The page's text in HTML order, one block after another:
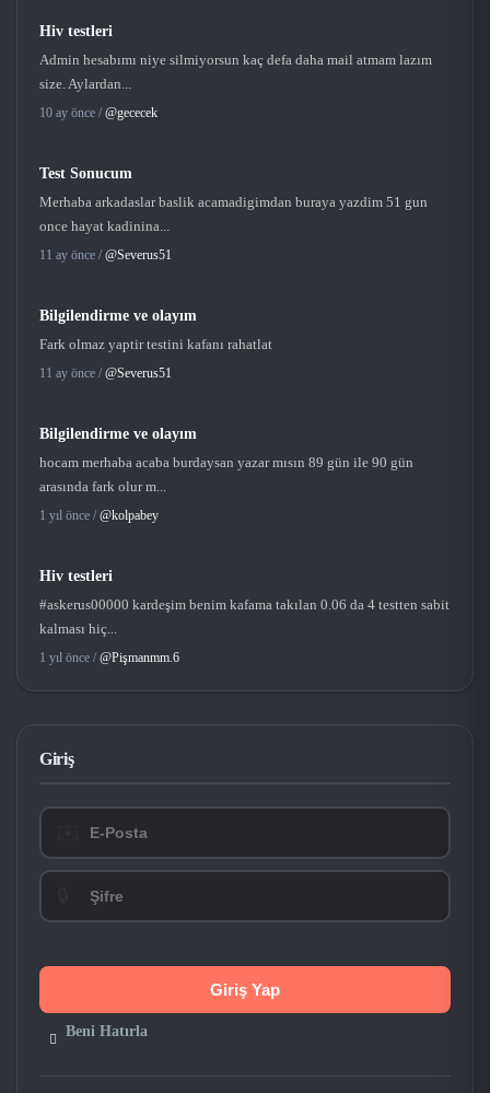
Hiv testleri
Admin hesabımı niye silmiyorsun kaç defa daha mail atmam lazım
size. Aylardan...
10 ay önce / @gececek
Test Sonucum
Merhaba arkadaslar baslik acamadigimdan buraya yazdim 51 gun
once hayat kadinina...
11 ay önce / @Severus51
Bilgilendirme ve olayım
Fark olmaz yaptir testini kafanı rahatlat
11 ay önce / @Severus51
Bilgilendirme ve olayım
hocam merhaba acaba burdaysan yazar mısın 89 gün ile 90 gün
arasında fark olur m...
1 yıl önce / @kolpabey
Hiv testleri
#askerus00000 kardeşim benim kafama takılan 0.06 da 4 testten sabit
kalması hiç...
1 yıl önce / @Pişmanmm.6
Giriş
Beni Hatırla